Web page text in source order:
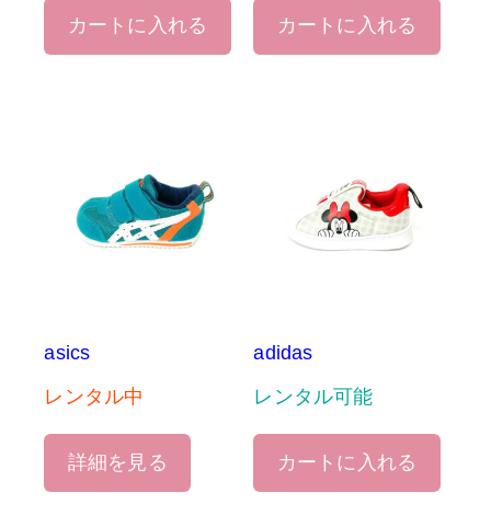
カートに入れる カートに入れる
asics
レンタル中
詳細を見る
adidas
レンタル可能
カートに入れる